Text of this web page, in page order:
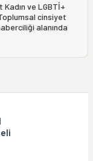
ve LGBTİ+
cinsiyet
alanında